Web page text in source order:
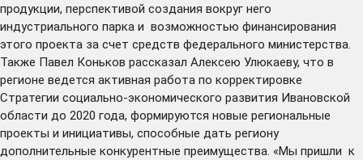
продукции, перспективой создания вокруг него
индустриального парка и возможностью финансирования
этого проекта за счет средств федерального министерства.
Также Павел Коньков рассказал Алексею Улюкаеву, что в
регионе ведется активная работа по корректировке
Стратегии социально-экономического развития Ивановской
области до 2020 года, формируются новые региональные
проекты и инициативы, способные дать региону
дополнительные конкурентные преимущества. «Мы пришли к